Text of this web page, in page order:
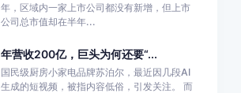
年，区域内一家上市公司都没有新增，但上市
公司总市值却在半年...
年营收200亿，巨头为何还要“...
国民级厨房小家电品牌苏泊尔，最近因几段AI
生成的短视频，被指内容低俗，引发关注。 而